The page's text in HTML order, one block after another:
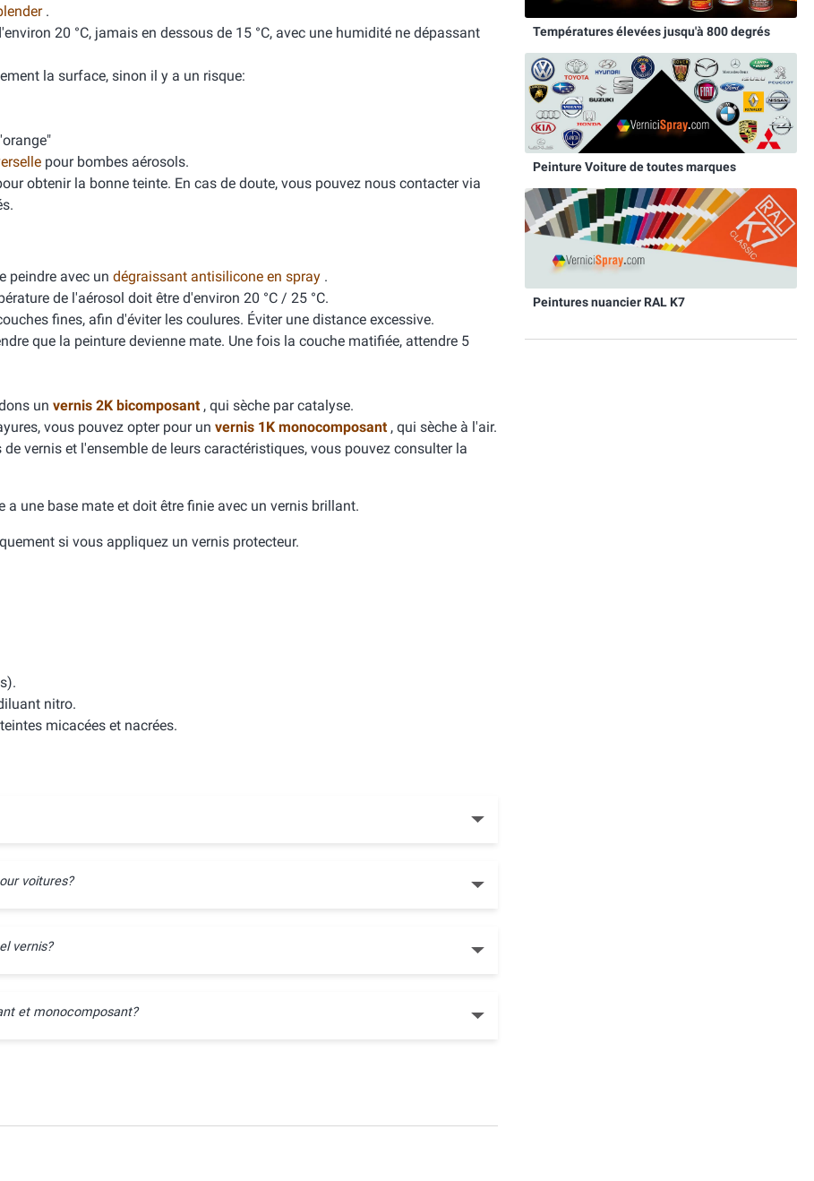
.
20 °C, jamais en dessous de 15 °C, avec une humidité ne dépassant
la surface, sinon il y a un risque:
pour bombes aérosols.
obtenir la bonne teinte. En cas de doute, vous pouvez nous contacter via
peindre avec un dégraissant antisilicone en spray .
de l'aérosol doit être d'environ 20 °C / 25 °C.
fines, afin d'éviter les coulures. Éviter une distance excessive.
que la peinture devienne mate. Une fois la couche matifiée, attendre 5
un vernis 2K bicomposant , qui sèche par catalyse.
vous pouvez opter pour un vernis 1K monocomposant , qui sèche à l'air.
vernis et l'ensemble de leurs caractéristiques, vous pouvez consulter la
a une base mate et doit être finie avec un vernis brillant.
si vous appliquez un vernis protecteur.
nitro.
micacées et nacrées.
voitures?
vernis?
et monocomposant?
Températures élevées jusqu'à 800 degrés
Peinture Voiture de toutes marques
Peintures nuancier RAL K7